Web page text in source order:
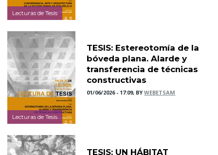
Lecturas de Tesis
Lecturas de Tesis
TESIS: Estereotomía de la
bóveda plana. Alarde y
transferencia de técnicas
constructivas
01/06/2026 - 17:09, BYWEBETSAM
TESIS: UN HÁBITAT